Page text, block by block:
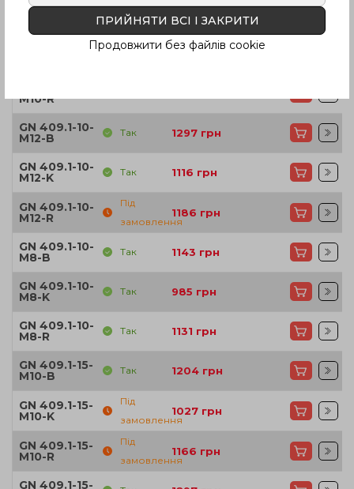
GN 409.1-10- Так 1204 грн
GN 409.1-10- 1027
M10-R
GN 409.1-10-
M12-B Так 1297 грн
GN 409.1-10-
M12-K Так 1116 грн
GN 409.1-10-
M12-R
Під
замовлення
1186 грн
GN 409.1-10-
M8-B Так 1143 грн
GN 409.1-10-
M8-K Так 985 грн
GN 409.1-10-
M8-R Так 1131 грн
GN 409.1-15-
M10-B Так 1204 грн
GN 409.1-15-
M10-K
Під
замовлення
1027 грн
GN 409.1-15-
M10-R
Під
замовлення
1166 грн
GN 409.1-15-
ПРИЙНЯТИ ВСІ І ЗАКРИТИ
Продовжити без файлів cookie